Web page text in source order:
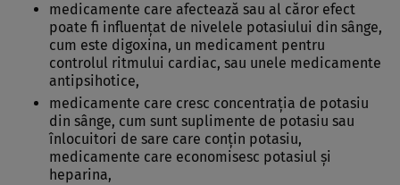
medicamente care afectează sau al căror efect
poate fi influenţat de nivelele potasiului din sânge,
cum este digoxina, un medicament pentru
controlul ritmului cardiac, sau unele medicamente
antipsihotice,
medicamente care cresc concentraţia de potasiu
din sânge, cum sunt suplimente de potasiu sau
înlocuitori de sare care conţin potasiu,
medicamente care economisesc potasiul şi
heparina,